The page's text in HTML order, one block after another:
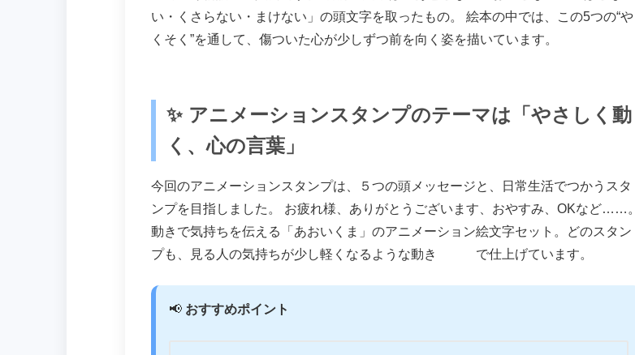
い・くさらない・まけない」の頭文字を取ったもの。 絵本の中では、この5つの“や
くそく”を通して、傷ついた心が少しずつ前を向く姿を描いています。
✨ アニメーションスタンプのテーマは「やさしく動
く、心の言葉」
今回のアニメーションスタンプは、５つの頭メッセージと、日常生活でつかうスタ
ンプを目指しました。 お疲れ様、ありがとうございます、おやすみ、OKなど……。
動きで気持ちを伝える「あおいくま」のアニメーション絵文字セット。どのスタン
プも、見る人の気持ちが少し軽くなるような動き で仕上げています。
📢 おすすめポイント